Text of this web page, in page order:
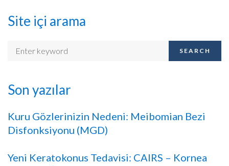
Site içi arama
SEARCH
Son yazılar
Kuru Gözlerinizin Nedeni: Meibomian Bezi
Disfonksiyonu (MGD)
Yeni Keratokonus Tedavisi: CAIRS – Kornea